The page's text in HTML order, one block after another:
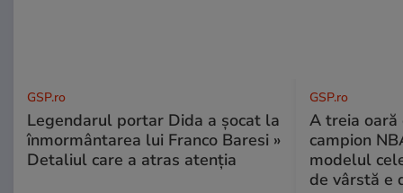
GSP.ro
Legendarul portar Dida a șocat la
înmormântarea lui Franco Baresi »
Detaliul care a atras atenția
GSP.ro
A treia oară
campion
modelul
de vârstă e